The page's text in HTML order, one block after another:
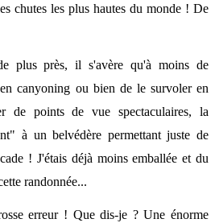
chutes les plus hautes du monde ! De
plus près, il s'avère qu'à moins de
canyoning ou bien de le survoler en
de points de vue spectaculaires, la
à un belvédère permettant juste de
! J'étais déjà moins emballée et du
randonnée...
erreur ! Que dis-je ? Une énorme